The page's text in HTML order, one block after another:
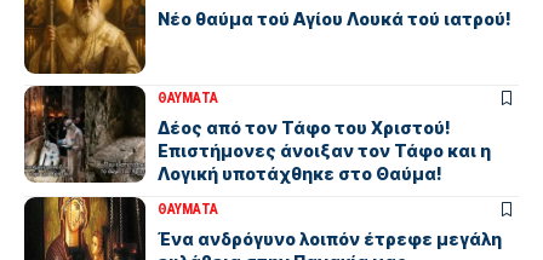
Νέο θαύμα τού Αγίου Λουκά τού ιατρού!
ΘΑΥΜΑΤΑ
Δέος από τον Τάφο του Χριστού!
Επιστήμονες άνοιξαν τον Τάφο και η
Λογική υποτάχθηκε στο Θαύμα!
ΘΑΥΜΑΤΑ
Ένα ανδρόγυνο λοιπόν έτρεφε μεγάλη